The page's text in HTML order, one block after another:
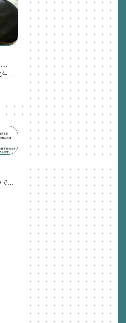
せんせいとおともだち（１・２歳児）
太陽に負けないくらいのキラキラ笑顔✨先生と一緒にたのしいを共有中です😊これな～んだ😊お水が出てきた～😊お水、どうぞ😊 入れてくれるの？😊先生と水のかけあいっこ😊わぁ！きもちいい！おっとっと一緒に行く？【８/６（木）本日の欠席者】 ２１人（内：風邪症状7人）